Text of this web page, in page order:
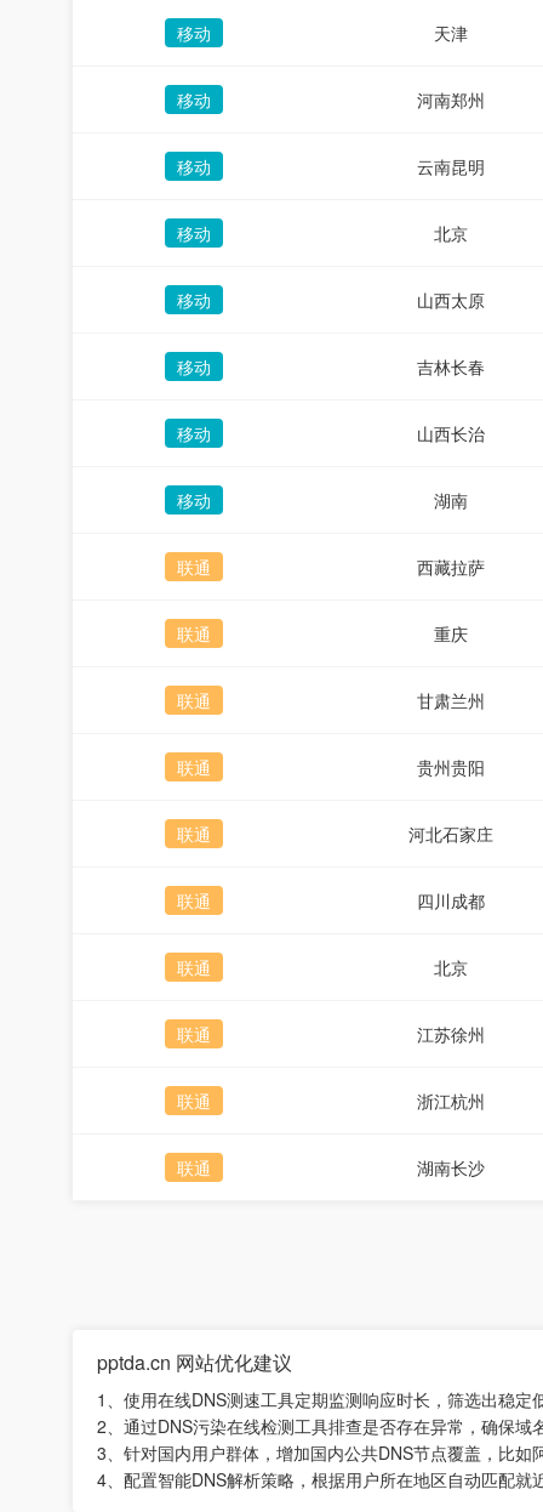
移动 天津
移动 河南郑州
移动 云南昆明
移动 北京
移动 山西太原
移动 吉林长春
移动 山西长治
移动 湖南
联通 西藏拉萨
联通 重庆
联通 甘肃兰州
联通 贵州贵阳
联通 河北石家庄
联通 四川成都
联通 北京
联通 江苏徐州
联通 浙江杭州
联通 湖南长沙
pptda.cn 网站优化建议
1、使用在线DNS测速工具定期监测响应时长，筛选出稳
2、通过DNS污染在线检测工具排查是否存在异常，确保域
3、针对国内用户群体，增加国内公共DNS节点覆盖，比
4、配置智能DNS解析策略，根据用户所在地区自动匹配就